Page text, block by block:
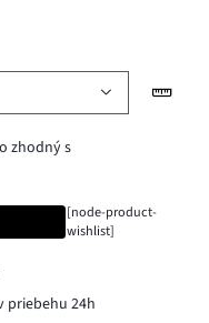
zhodný s
[node-product-
wishlist]
priebehu 24h